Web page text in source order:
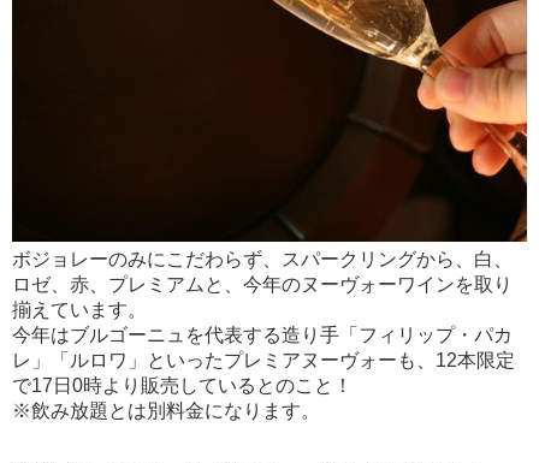
ボジョレーのみにこだわらず、スパークリングから、白、
ロゼ、赤、プレミアムと、今年のヌーヴォーワインを取り
揃えています。
今年はブルゴーニュを代表する造り手「フィリップ・パカ
レ」「ルロワ」といったプレミアヌーヴォーも、12本限定
で17日0時より販売しているとのこと！
※飲み放題とは別料金になります。